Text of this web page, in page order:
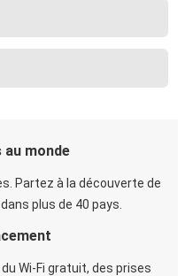
monde
Partez à la découverte de
plus de 40 pays.
Wi-Fi gratuit, des prises